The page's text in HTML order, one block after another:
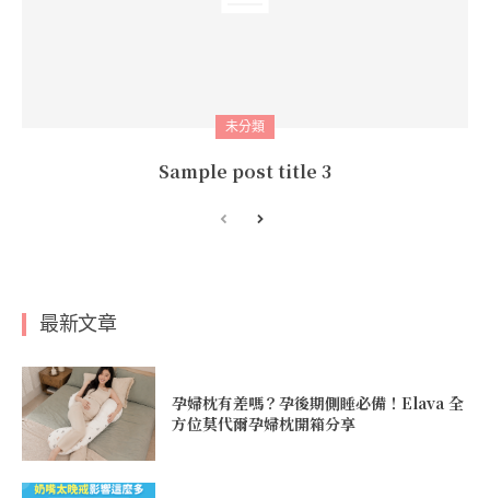
未分類
Sample post title 3
最新文章
孕婦枕有差嗎？孕後期側睡必備！Elava 全
方位莫代爾孕婦枕開箱分享